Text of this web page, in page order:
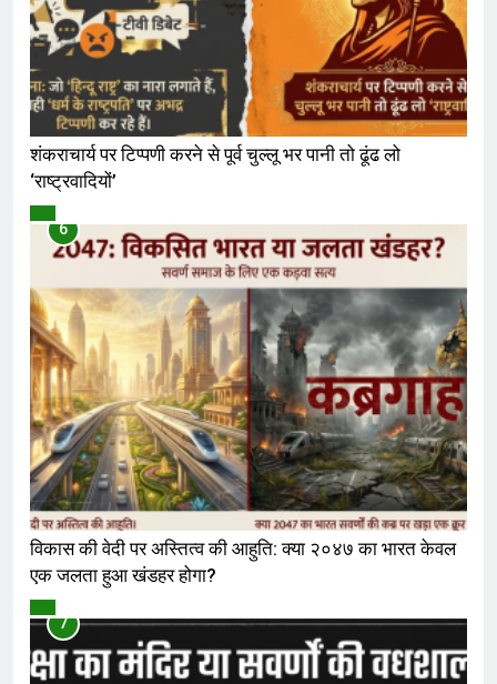
शंकराचार्य पर टिप्पणी करने से पूर्व चुल्लू भर पानी तो ढूंढ लो
‘राष्ट्रवादियों’
6
विकास की वेदी पर अस्तित्व की आहुति: क्या २०४७ का भारत केवल
एक जलता हुआ खंडहर होगा?
7